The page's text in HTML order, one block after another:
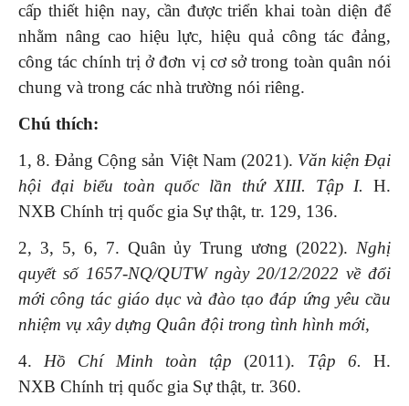
cấp thiết hiện nay, cần được triển khai toàn diện để
nhằm nâng cao hiệu lực, hiệu quả công tác đảng,
công tác chính trị ở đơn vị cơ sở trong toàn quân nói
chung và trong các nhà trường nói riêng.
Chú thích:
1, 8. Đảng Cộng sản Việt Nam (2021). Văn kiện Đại
hội đại biểu toàn quốc lần thứ XIII. Tập I.H.
NXB Chính trị quốc gia Sự thật, tr. 129, 136.
2, 3, 5, 6, 7. Quân ủy Trung ương (2022). Nghị
quyết số 1657-NQ/QUTW ngày 20/12/2022 về đổi
mới công tác giáo dục và đào tạo đáp ứng yêu cầu
nhiệm vụ xây dựng Quân đội trong tình hình mới,
4. Hồ Chí Minh toàn tập (2011). Tập 6. H.
NXB Chính trị quốc gia Sự thật, tr. 360.